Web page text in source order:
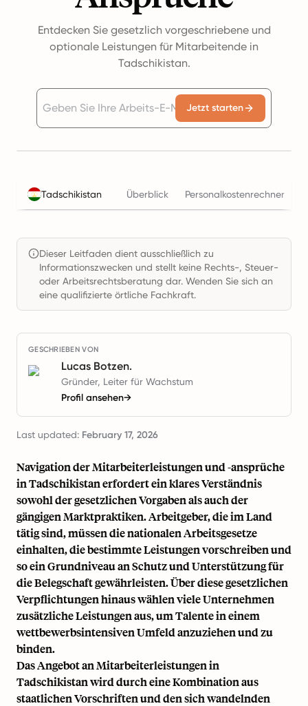
Entdecken Sie gesetzlich vorgeschriebene und
optionale Leistungen für Mitarbeitende in
Tadschikistan.
Jetzt starten
Tadschikistan Überblick Personalkostenrechner
Dieser Leitfaden dient ausschließlich zu
Informationszwecken und stellt keine Rechts-, Steuer-
oder Arbeitsrechtsberatung dar. Wenden Sie sich an
eine qualifizierte örtliche Fachkraft.
GESCHRIEBEN VON
Lucas Botzen.
Gründer, Leiter für Wachstum
Profil ansehen→
Last updated: February 17, 2026
Navigation der Mitarbeiterleistungen und -ansprüche
in Tadschikistan erfordert ein klares Verständnis
sowohl der gesetzlichen Vorgaben als auch der
gängigen Marktpraktiken. Arbeitgeber, die im Land
tätig sind, müssen die nationalen Arbeitsgesetze
einhalten, die bestimmte Leistungen vorschreiben und
so ein Grundniveau an Schutz und Unterstützung für
die Belegschaft gewährleisten. Über diese gesetzlichen
Verpflichtungen hinaus wählen viele Unternehmen
zusätzliche Leistungen aus, um Talente in einem
wettbewerbsintensiven Umfeld anzuziehen und zu
binden.
Das Angebot an Mitarbeiterleistungen in
Tadschikistan wird durch eine Kombination aus
staatlichen Vorschriften und den sich wandelnden